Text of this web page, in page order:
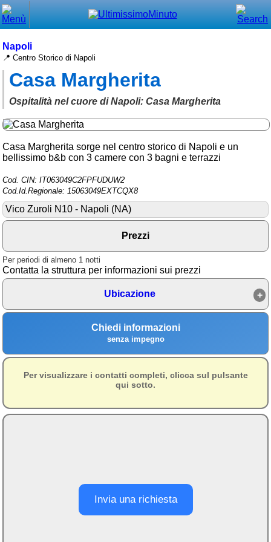
Napoli
📍 Centro Storico di Napoli
Casa Margherita
Ospitalità nel cuore di Napoli: Casa Margherita
Casa Margherita sorge nel centro storico di Napoli e un
bellissimo b&b con 3 camere con 3 bagni e terrazzi
Cod. CIN: IT063049C2FPFUDUW2
Cod.Id.Regionale: 15063049EXTCQX8
Vico Zuroli N10 - Napoli (NA)
Prezzi
Per periodi di almeno 1 notti
Contatta la struttura per informazioni sui prezzi
Ubicazione
Chiedi informazioni
senza impegno
Per visualizzare i contatti completi, clicca sul pulsante
qui sotto.
Invia una richiesta
Menù principale
⌂ Home
🕐 Last Minute
Trova vicino a te
➕ Inserisci annuncio
Ottenere il CIN
Eventi e cose da vedere
➕ Segnala evento
Chi siamo
Eventi e cose da vedere
➕ Segnala evento
Chi siamo